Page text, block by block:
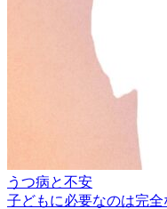
うつ病と不安
子どもに必要なのは完